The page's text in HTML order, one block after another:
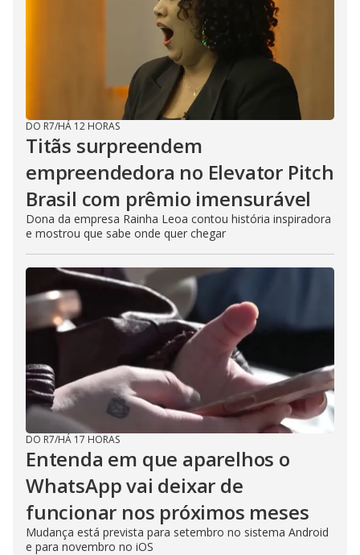
DO R7/HÁ 12 HORAS
Titãs surpreendem
empreendedora no Elevator Pitch
Brasil com prêmio imensurável
Dona da empresa Rainha Leoa contou história inspiradora
e mostrou que sabe onde quer chegar
DO R7/HÁ 17 HORAS
Entenda em que aparelhos o
WhatsApp vai deixar de
funcionar nos próximos meses
Mudança está prevista para setembro no sistema Android
e para novembro no iOS